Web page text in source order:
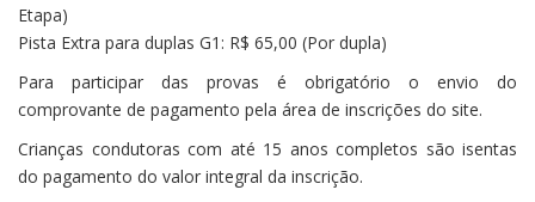
Etapa)
Pista Extra para duplas G1: R$ 65,00 (Por dupla)
Para participar das provas é obrigatório o envio do
comprovante de pagamento pela área de inscrições do site.
Crianças condutoras com até 15 anos completos são isentas
do pagamento do valor integral da inscrição.